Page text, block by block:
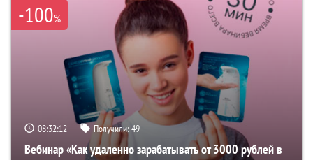
-100%
08:32:11 Получили:49
Вебинар «Как удаленно зарабатывать от 3000 рублей в